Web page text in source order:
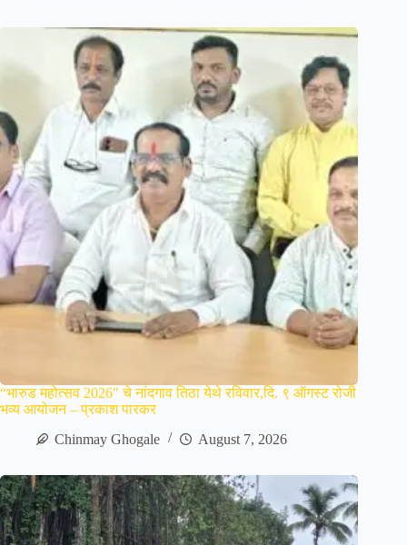
“भारुड महोत्सव 2026″ चे नांदगाव तिठा येथे रविवार,दि. ९ ऑगस्ट रोजी
भव्य आयोजन – प्रकाश पारकर
Chinmay Ghogale
August 7, 2026